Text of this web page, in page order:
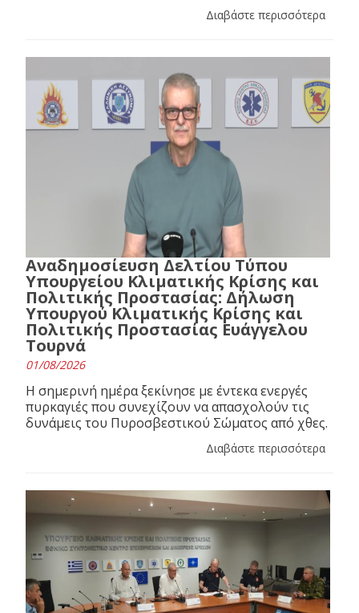
Διαβάστε περισσότερα
Αναδημοσίευση Δελτίου Τύπου
Υπουργείου Κλιματικής Κρίσης και
Πολιτικής Προστασίας: Δήλωση
Υπουργού Κλιματικής Κρίσης και
Πολιτικής Προστασίας Ευάγγελου
Τουρνά
01/08/2026
Η σημερινή ημέρα ξεκίνησε με έντεκα ενεργές
πυρκαγιές που συνεχίζουν να απασχολούν τις
δυνάμεις του Πυροσβεστικού Σώματος από χθες.
Διαβάστε περισσότερα